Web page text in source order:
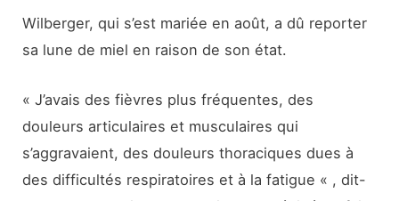
Wilberger, qui s’est mariée en août, a dû reporter
sa lune de miel en raison de son état.
« J’avais des fièvres plus fréquentes, des
douleurs articulaires et musculaires qui
s’aggravaient, des douleurs thoraciques dues à
des difficultés respiratoires et à la fatigue « , dit-